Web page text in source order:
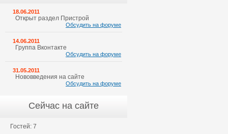
18.06.2011
Открыт раздел Пристрой
Обсудить на форуме
14.06.2011
Группа Вконтакте
Обсудить на форуме
31.05.2011
Нововведения на сайте
Обсудить на форуме
Сейчас на сайте
Гостей: 7